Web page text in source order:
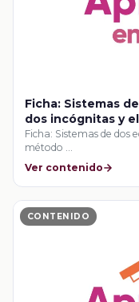
Ficha: Sistemas
dos incógnitas y
Ficha: Sistemas de dos
método …
Ver contenido
CONTENIDO